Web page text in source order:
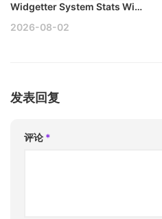
Widgetter System Stats Widgets v2.5.0 Mac桌面小工具应用破解版
2026-08-02
发表回复
评论 *